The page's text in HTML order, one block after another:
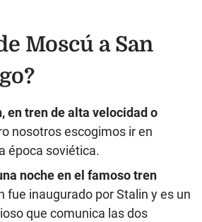
Moscú a San
en tren de alta velocidad o
nosotros escogimos ir en
época soviética.
noche en el famoso tren
fue inaugurado por Stalin y es un
que comunica las dos